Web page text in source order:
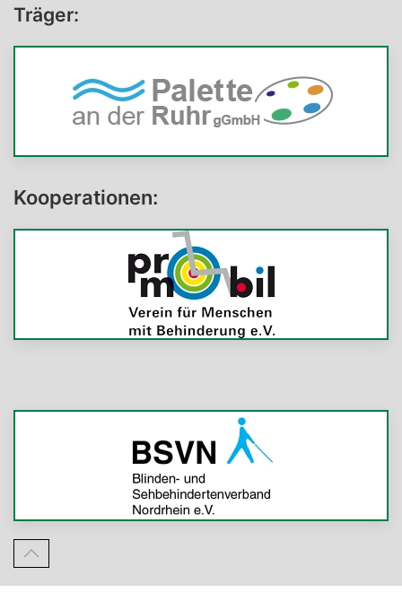
Träger:
Kooperationen: